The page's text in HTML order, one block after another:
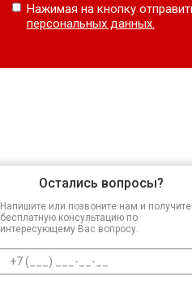
Нажимая на кнопку
персональных данных.
Остались вопросы?
Напишите или позвоните нам и получите
бесплатную консультацию по
интересующему Вас вопросу.